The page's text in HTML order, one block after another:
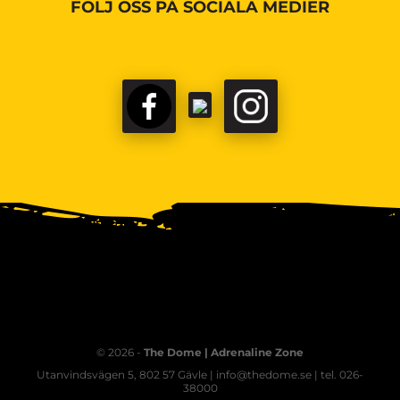
FÖLJ OSS PÅ SOCIALA MEDIER
© 2026 - The Dome | Adrenaline Zone
Utanvindsvägen 5, 802 57 Gävle | info@thedome.se | tel. 026-
38000